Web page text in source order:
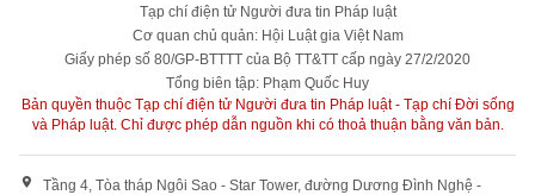
Tạp chí điện tử Người đưa tin Pháp luật
Cơ quan chủ quản: Hội Luật gia Việt Nam
Giấy phép số 80/GP-BTTTT của Bộ TT&TT cấp ngày 27/2/2020
Tổng biên tập: Phạm Quốc Huy
Bản quyền thuộc Tạp chí điện tử Người đưa tin Pháp luật - Tạp chí Đời sống
và Pháp luật. Chỉ được phép dẫn nguồn khi có thoả thuận bằng văn bản.
Tầng 4, Tòa tháp Ngôi Sao - Star Tower, đường Dương Đình Nghệ -